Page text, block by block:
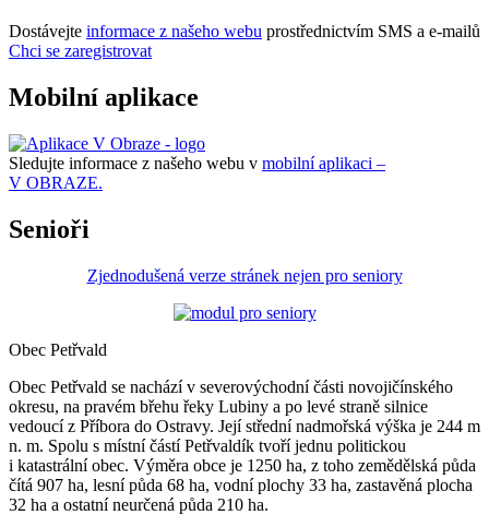
Dostávejte informace z našeho webu prostřednictvím SMS a e-mailů
Chci se zaregistrovat
Mobilní aplikace
Sledujte informace z našeho webu v mobilní aplikaci –
V OBRAZE.
Senioři
Zjednodušená verze stránek nejen pro seniory
Obec Petřvald
Obec Petřvald se nachází v severovýchodní části novojičínského
okresu, na pravém břehu řeky Lubiny a po levé straně silnice
vedoucí z Příbora do Ostravy. Její střední nadmořská výška je 244 m
n. m. Spolu s místní částí Petřvaldík tvoří jednu politickou
i katastrální obec. Výměra obce je 1250 ha, z toho zemědělská půda
čítá 907 ha, lesní půda 68 ha, vodní plochy 33 ha, zastavěná plocha
32 ha a ostatní neurčená půda 210 ha.